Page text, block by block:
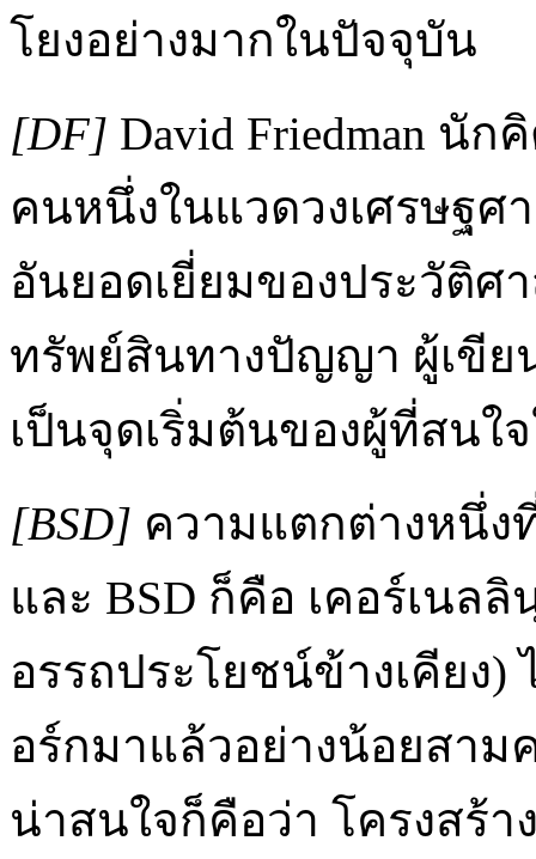
โยงอย่างมากในปัจจุบัน
[DF] David Friedman นั
คนหนึ่งในแวดวงเศรษฐ
อันยอดเยี่ยมของประวัติศ
ทรัพย์สินทางปัญญา ผู้เขี
เป็นจุดเริ่มต้นของผู้ที่สนใ
[BSD] ความแตกต่างหนึ่ง
และ BSD ก็คือ เคอร์เนล
อรรถประโยชน์ข้างเคียง
อร์กมาแล้วอย่างน้อยสาม
น่าสนใจก็คือว่า โครงสร้า